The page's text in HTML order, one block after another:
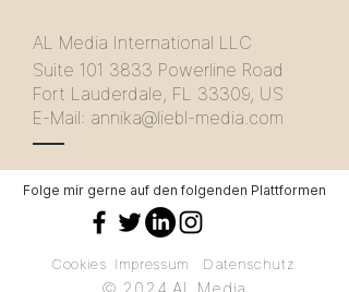
AL Media International LLC
Suite 101 3833 Powerline Road
Fort Lauderdale, FL 33309, US
E-Mail: annika@liebl-media.com
Folge mir gerne auf den folgenden Plattformen
Cookies Impressum Datenschutz